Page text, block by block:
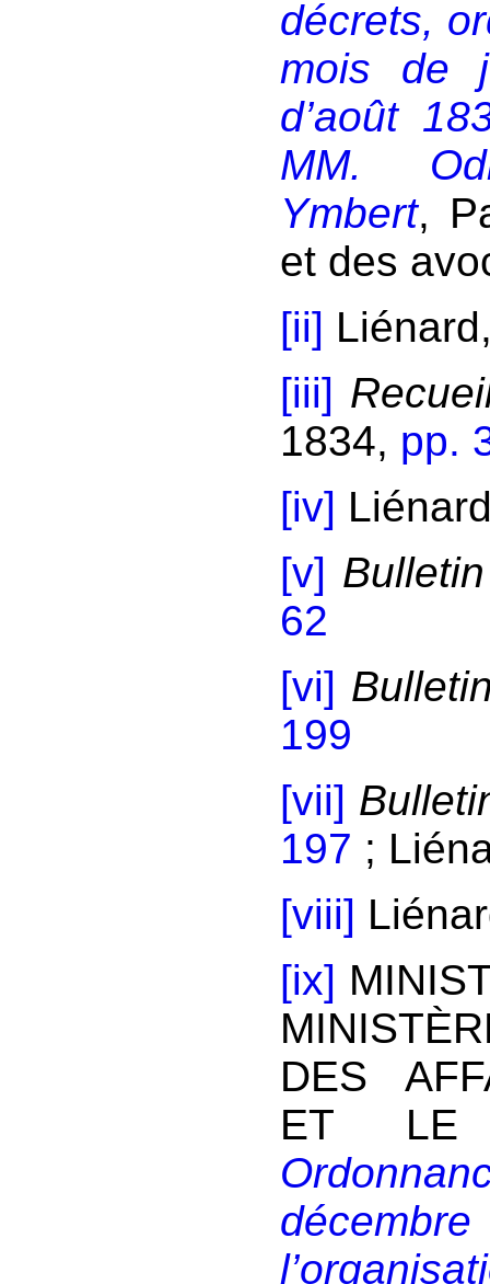
décrets,
mois de
d’août
MM.
Ymbert,
et des
[ii]
[iii]
1834, pp.
[iv]
[v]
62
[vi]
199
[vii]
197 ;
[viii]
[ix]
DES
ET LE